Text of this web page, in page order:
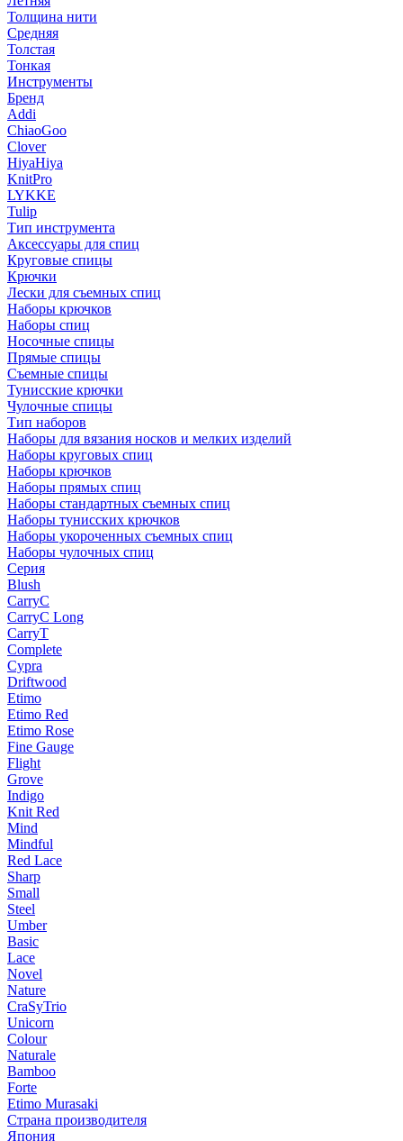
Толщина нити
Средняя
Толстая
Тонкая
Инструменты
Бренд
Addi
ChiaoGoo
Clover
HiyaHiya
KnitPro
LYKKE
Tulip
Тип инструмента
Аксессуары для спиц
Круговые спицы
Крючки
Лески для съемных спиц
Наборы крючков
Наборы спиц
Носочные спицы
Прямые спицы
Съемные спицы
Тунисские крючки
Чулочные спицы
Тип наборов
Наборы для вязания носков и мелких изделий
Наборы круговых спиц
Наборы крючков
Наборы прямых спиц
Наборы стандартных съемных спиц
Наборы тунисских крючков
Наборы укороченных съемных спиц
Наборы чулочных спиц
Серия
Blush
CarryC
CarryC Long
CarryT
Complete
Cypra
Driftwood
Etimo
Etimo Red
Etimo Rose
Fine Gauge
Flight
Grove
Indigo
Knit Red
Mind
Mindful
Red Lace
Sharp
Small
Steel
Umber
Basic
Lace
Novel
Nature
CraSyTrio
Unicorn
Colour
Naturale
Bamboo
Forte
Etimo Murasaki
Страна производителя
Япония